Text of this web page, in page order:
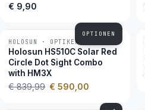
€ 9,90
OPTIONEN
−30 %
HOLOSUN · OPTIKEN
Holosun HS510C Solar Red
Circle Dot Sight Combo
with HM3X
€ 839,99 € 590,00